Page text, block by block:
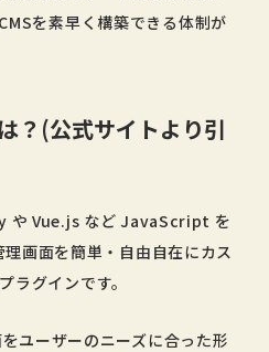
を素早く構築できる体制が
？(公式サイトより引
や Vue.js など JavaScript を
画面を簡単・自由自在にカス
ラグインです。
ユーザーのニーズに合った形